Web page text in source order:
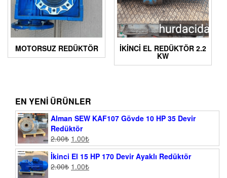
MOTORSUZ REDÜKTÖR İKİNCİ EL REDÜKTÖR 2.2
KW
EN YENI ÜRÜNLER
Alman SEW KAF107 Gövde 10 HP 35 Devir
Redüktör
2.00₺ 1.00₺
İkinci El 15 HP 170 Devir Ayaklı Redüktör
2.00₺ 1.00₺